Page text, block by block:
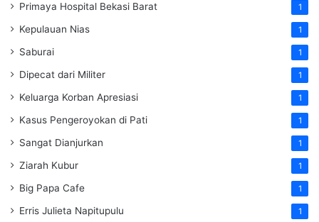
Primaya Hospital Bekasi Barat 1
Kepulauan Nias 1
Saburai 1
Dipecat dari Militer 1
Keluarga Korban Apresiasi 1
Kasus Pengeroyokan di Pati 1
Sangat Dianjurkan 1
Ziarah Kubur 1
Big Papa Cafe 1
Erris Julieta Napitupulu 1